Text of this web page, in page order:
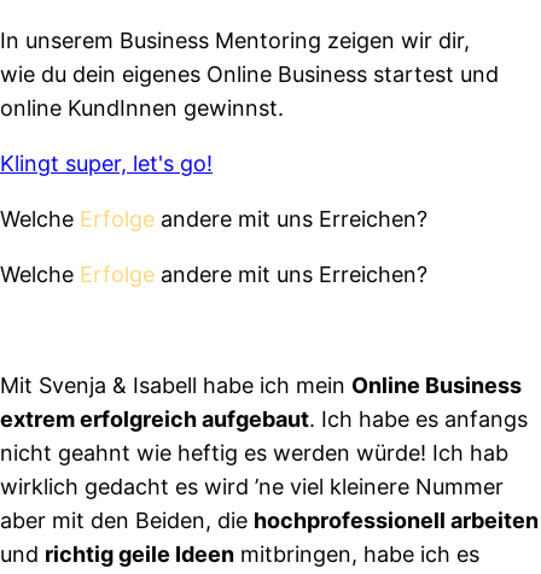
In unserem Business Mentoring zeigen wir dir,
wie du dein eigenes Online Business startest und
online KundInnen gewinnst.
Klingt super, let's go!
Welche Erfolge andere mit uns Erreichen?
Welche Erfolge andere mit uns Erreichen?
Mit Svenja & Isabell habe ich mein Online Business
extrem erfolgreich aufgebaut. Ich habe es anfangs
nicht geahnt wie heftig es werden würde! Ich hab
wirklich gedacht es wird ’ne viel kleinere Nummer
aber mit den Beiden, die hochprofessionell arbeiten
und richtig geile Ideen mitbringen, habe ich es